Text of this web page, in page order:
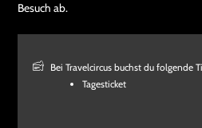
Besuch ab.
Bei Travelcircus buchst du folgende
Tagesticket